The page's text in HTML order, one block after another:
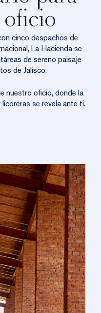
cinco despachos de
La Hacienda se
de sereno paisaje
de Jalisco.
nuestro oficio, donde la
se revela ante ti.